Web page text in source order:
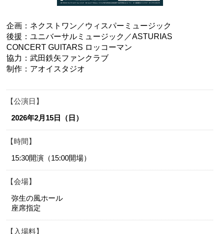
企画：ネクストワン／ウィスパーミュージック
後援：ユニバーサルミュージック／ASTURIAS
CONCERT GUITARS ロッコーマン
協力：武田鉄矢ファンクラブ
制作：アオイスタジオ
公演日
2026年2月15日（日）
時間
15:30開演（15:00開場）
会場
弥生の風ホール
座席指定
入場料